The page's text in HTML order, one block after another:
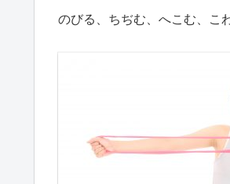
のびる、ちぢむ、へこむ、こ